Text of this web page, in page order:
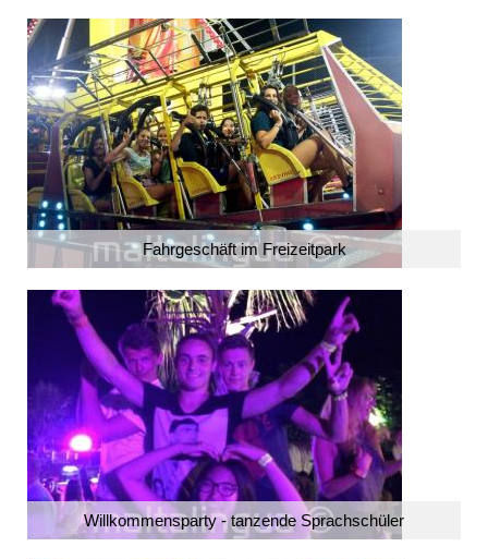
Fahrgeschäft im Freizeitpark
Willkommensparty - tanzende Sprachschüler